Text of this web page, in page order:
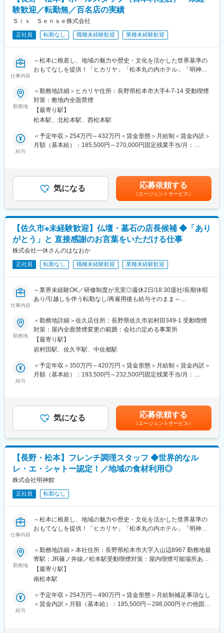
変更の範囲：会社の定める業務
■職務の魅力・特徴
「松本城に行くけど他にお勧めスポットはある？」「地酒を買う
のに良いお店を教えてほしい」など松本近郊の観光スポットをご
案内したり、記念日などのサプライズ対応を行ったり！お客様1組
にじっくりと関わっていけるのが当社で働く魅力で、松本の旬な
食材や歴史ある風景を楽しんでいただくような丁寧な接客を心掛
けています。
■実績
ー」に加盟！
・レストランガイド「ゴ・エ・ミヨ」に 「ヒカリヤニシ」が松本
市で初掲載！
・Satoyama villa 本陣 「ウェルネスディスティネーション アワー
・「TRAIN SUITE 四季島」のランチを 総料理長 田邉真宏が３年
連続で担当
リゾート）』をコンセプトに、旅館・ホテル・レストラン・ウエ
ディング・古民家宿泊・福祉事業所などを展開！グループ全体の
シナジー効果を活用しながら、松本に貢献しています。
◎『扉温泉 明神館』や、松本城に最も近くて松本の歴史を感じら
れる『松本丸の内ホテル』、130年以上前に建てられた名門商家
にて日本料理やフレンチが楽しめる『ヒカリヤ』などを運営して
います。
◎「古民家を活用した里山地域の活性化」「芸術祭の開催」「福
祉事業所の開所」など、松本城界隈の企業や商店、自治体と連携
験歓迎／転勤無／百名店の実績
Ｓｉｘ Ｓｅｎｓｅ株式会社
正社員 転勤なし 職種未経験歓迎 業種未経験歓迎
仕事内容
～松本に根差し、地域の魅力や歴史・文化を活かした世界基準の
おもてなしを提供！「ヒカリヤ」「松本丸の内ホテル」「明神
■職務内容
地産の厳選食材を活かした日本料理店「ヒカリヤヒガシ」で料飲
サービススタッフとしてご勤務いただきます。
・お客様のお席までのご案内
・お料理、飲料のご提供及びお料理の説明
・下膳、片付け 等
店です。記念日や人生の節目等のハレの日にご利用いただくこと
も多く、お客様の大切な瞬間を共にお作りする喜びを感じれま
当社は『Sense of Place（その土地の感覚が味わえるウェルネス
リゾート）』をコンセプトに、旅館・ホテル・レストラン・ウエ
ディング・古民家宿泊・福祉事業所などを展開！グループ全体の
シナジー効果を活用しながら、松本に貢献しています。
◎『明神館』や『ヒカリヤニシ』は、厳格な審査をクリアしたホ
テル・レストランだけが認められる「ルレ・エ・シャトー」に認
定！日本では稀有であり、全国各地のお客様にご利用いただいて
おります。
◎「地域と一緒に成長」「地域のモノ・コトを発信」：松本城周
辺を盛り上げていくことを目的に「松本城・三の丸倶楽部」に参
「福祉事業所の開所」など、松本城界隈の企業や商店、自治体と
連携し、松本の良いものを地域と一緒にブランディングし、発信
していく活動も行っております。
◎標高1,050m・八ヶ岳中信高原国定公園の大自然の中に佇み、自
ト」の『扉温泉 明神館』や、松本城に最も近くて松本の歴史を感
じられる『松本丸の内ホテル』、130年以上前に建てられた名門
勤務地
＜勤務地詳細＞ヒカリヤ住所：長野県松本市大手4-7-14 受動喫煙
対策：敷地内全面禁煙
【最寄り駅】
松本駅、北松本駅、西松本駅
給与
＜予定年収＞254万円～432万円＜賃金形態＞月給制＜賃金内訳＞
月額（基本給）：185,500円～270,000円固定残業手当/月：
給：あり（月1,000円～）■賞与：あり※昇給・賞与は会社業績・
勤務評定によります。賃金はあくまでも目安の金額であり、選考
を通じて上下する可能性があります。月給(月額)は固定手当を含め
た表記です。
気になる 応募依頼する
（エージェントサービス）
【佐久市※未経験歓迎】仏壇・墓石の店長候補 ◆「あり
がとう」と 直接感謝のお言葉をいただける仕事
株式会社一休さんのはなおか
正社員 転勤なし 職種未経験歓迎 業種未経験歓迎
仕事内容
～業界未経験OK／研修制度が充実◎週休2日/18:30退社/長期休暇
あり/引越しを伴う転勤なし/再雇用後も給与そのまま～
■採用背景
当社は、昭和38年の創業時より地元の皆さまに親しまれ供養の専
門店としてこれまで続けてまいりました。
お客様が「心の豊かさと仕合せな暮らし」を実現するためのお手
伝いをおります。
■職務概要
いたします。
◎チラシやSNS、地域イベントなどの販促活動
◎少人数チームのマネジメント（1店舗3～5名）など
■職務の特徴
葬儀や四十九日までの計画もサポートする為、お客様の気持ちに
寄り添いニーズに合った提案をする力が求められます。 お仏壇・
お墓の知識のほか弔事全般に関する知識はもちろん、様々な相談
内容にも対応するスキルが大切です。
? 店長候補向け研修「一休さん塾」で安心スタート理念・マネジ
メント・マーケティングを学べる社内塾。年8回開催で実践に役立
つ“経営の基礎”が身につきます。
百貨店販売員、建築資材営業、葬祭ディレクター、カーディーラ
ー、紳士服販売員、ホテル・旅館などからご転職されています。
勤務地
＜勤務地詳細＞佐久店住所：長野県佐久市岩村田349-1 受動喫煙
対策：屋内全面禁煙変更の範囲：会社の定める事業所
【最寄り駅】
岩村田駅、佐久平駅、中佐都駅
給与
＜予定年収＞350万円～420万円＜賃金形態＞月給制＜賃金内訳＞
月額（基本給）：193,500円～232,500円固定残業手当/月：
ル年収▼店長3年目／年収617万円（月給40万円（手当含む）＋賞
与2回（60万円）＋特別報酬（70万円） ▼店長15年目／年収1064
万円（月給60円（手当含む）＋賞与2回（144万円）＋特別報酬
（200万円）■キャリアアップ店長（1等級～3等級)→スーパーバ
イザー（4等級)→役員賃金はあくまでも目安の金額であり、選考
を通じて上下する可能性があります。月給(月額)は固定手当を含め
た表記です。
気になる 応募依頼する
（エージェントサービス）
【長野・松本】フレンチ調理スタッフ ◆世界的なル
レ・エ・シャトー認定！／地域の食材利用◎
株式会社明神館
正社員 転勤なし
仕事内容
～松本に根差し、地域の魅力や歴史・文化を活かした世界基準の
おもてなしを提供！「ヒカリヤ」「松本丸の内ホテル」「明神
■職務内容
明神館の「ナチュレフレンチ菜」（フレンチ料理）での調理業務
をお任せします。
▽業務例：材料準備／仕込み／調理／盛り付け／新メニュー考案
勤務地
＜勤務地詳細＞本社住所：長野県松本市大字入山辺8967 勤務地最
寄駅：JR篠ノ井線／松本駅受動喫煙対策：屋内喫煙可能場所あり
変更の範囲：会社の定める事業所
【最寄り駅】
南松本駅
給与
＜予定年収＞254万円～490万円＜賃金形態＞月給制補足事項なし
＜賃金内訳＞月額（基本給）：185,500円～298,000円その他固定